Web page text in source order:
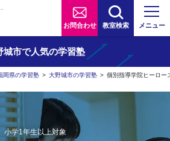
お問合わせ 教室検索 メニュー
城市で人気の学習塾
岡県の学習塾 > 大野城市の学習塾 > 個別指導学院ヒーロー
小学1年生以上対象